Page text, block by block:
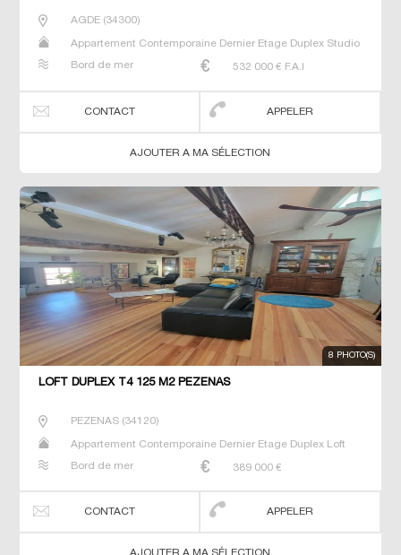
AGDE(34300)
Appartement Contemporaine Dernier Etage Duplex Studio
Bord de mer
532 000 € F.A.I
CONTACT APPELER
AJOUTER A MA SÉLECTION
8 PHOTO(S)
LOFT DUPLEX T4 125 M2 PEZENAS
PEZENAS(34120)
Appartement Contemporaine Dernier Etage Duplex Loft
Bord de mer
389 000 €
CONTACT APPELER
AJOUTER A MA SÉLECTION